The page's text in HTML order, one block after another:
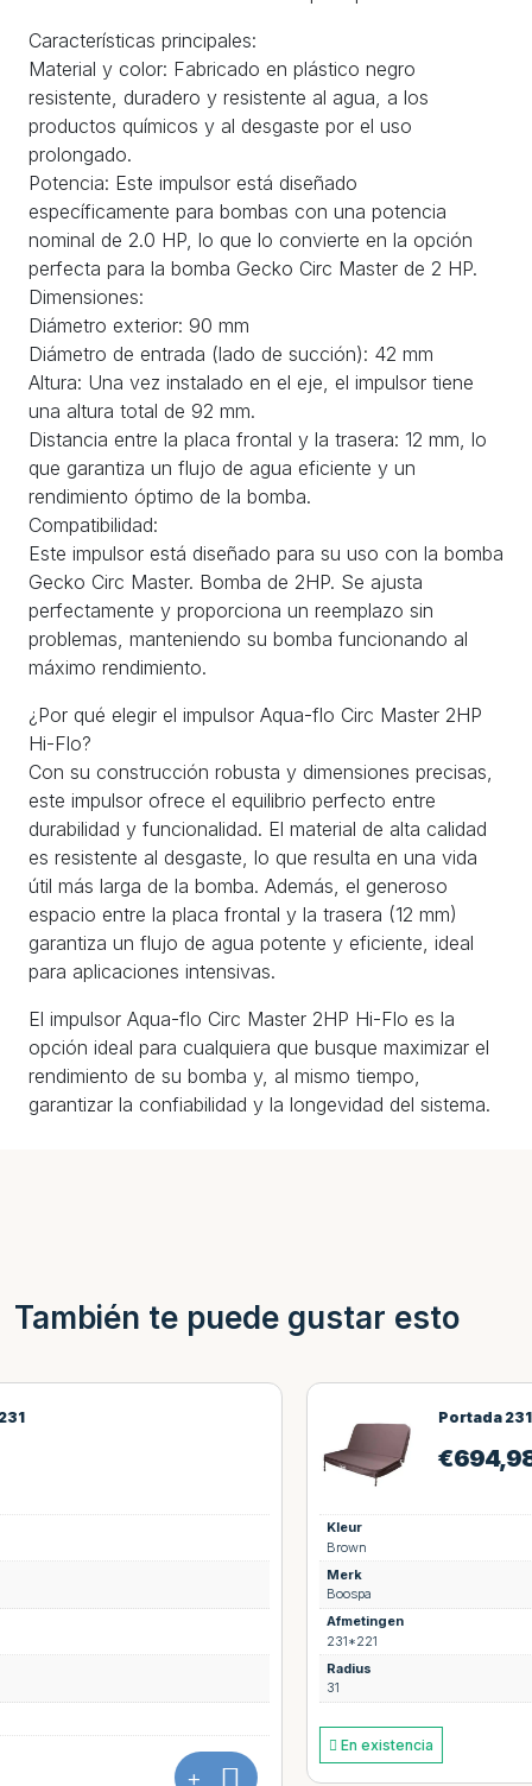
Características principales:
Material y color: Fabricado en plástico negro
resistente, duradero y resistente al agua, a los
productos químicos y al desgaste por el uso
prolongado.
Potencia: Este impulsor está diseñado
específicamente para bombas con una potencia
nominal de 2.0 HP, lo que lo convierte en la opción
perfecta para la bomba Gecko Circ Master de 2 HP.
Dimensiones:
Diámetro exterior: 90 mm
Diámetro de entrada (lado de succión): 42 mm
Altura: Una vez instalado en el eje, el impulsor tiene
una altura total de 92 mm.
Distancia entre la placa frontal y la trasera: 12 mm, lo
que garantiza un flujo de agua eficiente y un
rendimiento óptimo de la bomba.
Compatibilidad:
Este impulsor está diseñado para su uso con la bomba
Gecko Circ Master. Bomba de 2HP. Se ajusta
perfectamente y proporciona un reemplazo sin
problemas, manteniendo su bomba funcionando al
máximo rendimiento.
¿Por qué elegir el impulsor Aqua-flo Circ Master 2HP
Hi-Flo?
Con su construcción robusta y dimensiones precisas,
este impulsor ofrece el equilibrio perfecto entre
durabilidad y funcionalidad. El material de alta calidad
es resistente al desgaste, lo que resulta en una vida
útil más larga de la bomba. Además, el generoso
espacio entre la placa frontal y la trasera (12 mm)
garantiza un flujo de agua potente y eficiente, ideal
para aplicaciones intensivas.
El impulsor Aqua-flo Circ Master 2HP Hi-Flo es la
opción ideal para cualquiera que busque maximizar el
rendimiento de su bomba y, al mismo tiempo,
garantizar la confiabilidad y la longevidad del sistema.
También te puede gustar esto